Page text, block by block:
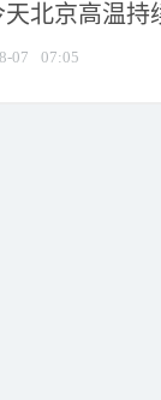
天北京高温
07 07:05